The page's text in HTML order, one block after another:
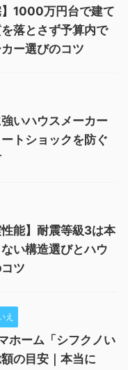
】1000万円台で建て
落とさず予算内で
ー選びのコツ
いハウスメーカー
トショックを防ぐ
性能】耐震等級3は本
い構造選びとハウ
ツ
え
ホーム「シフクノい
の目安｜本当に